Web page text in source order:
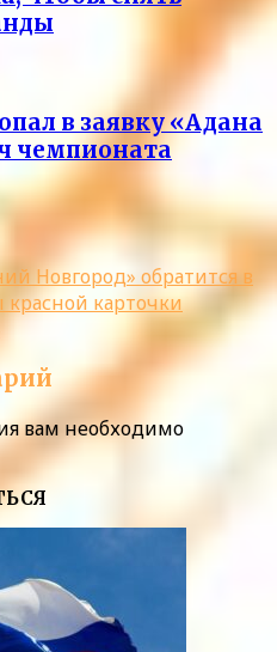
в заявку «Адана
чемпионата
Новгород» обратится в
карточки
вам необходимо